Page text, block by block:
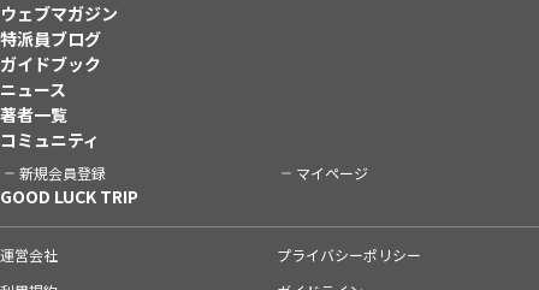
ウェブマガジン
特派員ブログ
ガイドブック
ニュース
著者一覧
コミュニティ
新規会員登録 マイページ
GOOD LUCK TRIP
運営会社
プライバシーポリシー